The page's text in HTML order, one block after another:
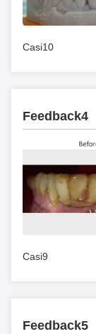
Casi10
Feedback4
Casi9
Feedback5